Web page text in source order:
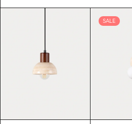
SALE